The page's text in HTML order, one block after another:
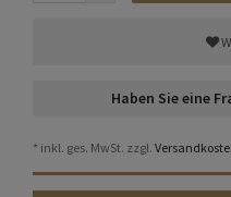
Haben Sie eine
* inkl. ges. MwSt. zzgl.